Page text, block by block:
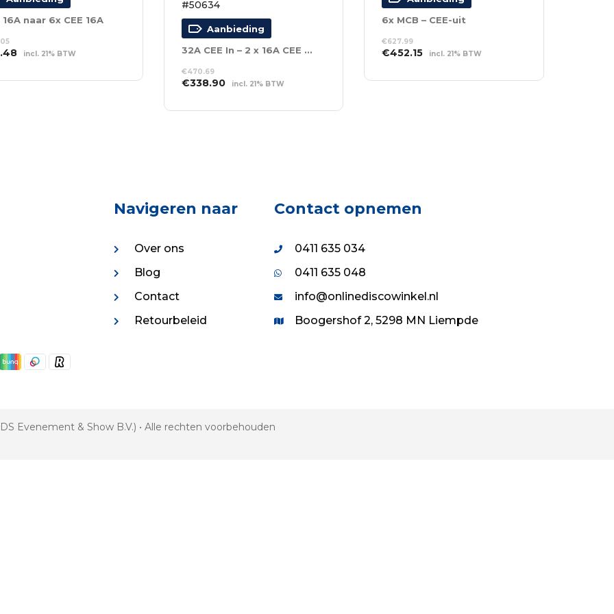
16A naar 6x CEE 16A
Huidige
is:
incl. 21% BTW
#50634
Aanbieding
32A CEE In – 2 x 16A CEE Out + 6 x Schuko
€470.69
Oorspronkelijke
was:
€338.90Huidige
is:
incl. 21% BTW
WINKELWAGEN
6x MCB – CEE-uit
€627.99
Oorspronkelijke
was:
€452.15Huidige
is:
incl. 21% BTW
WINKELWAGEN
Navigeren naar
Over ons
Blog
Contact
Retourbeleid
Contact opnemen
0411 635 034
0411 635 048
info@onlinediscowinkel.nl
Boogershof 2, 5298 MN Liempde
Evenement & Show B.V.) • Alle rechten voorbehouden